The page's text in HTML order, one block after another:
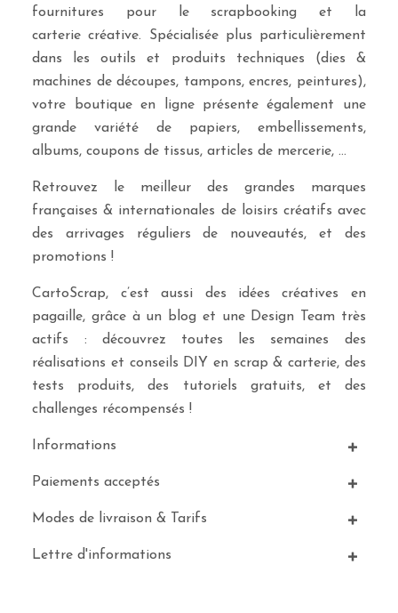
fournitures pour le scrapbooking et la
carterie créative. Spécialisée plus particulièrement
dans les outils et produits techniques (dies &
machines de découpes, tampons, encres, peintures),
votre boutique en ligne présente également une
grande variété de papiers, embellissements,
albums, coupons de tissus, articles de mercerie, …
Retrouvez le meilleur des grandes marques
françaises & internationales de loisirs créatifs avec
des arrivages réguliers de nouveautés, et des
promotions !
CartoScrap, c’est aussi des idées créatives en
pagaille, grâce à un blog et une Design Team très
actifs : découvrez toutes les semaines des
réalisations et conseils DIY en scrap & carterie, des
tests produits, des tutoriels gratuits, et des
challenges récompensés !
Informations
Paiements acceptés
Modes de livraison & Tarifs
Lettre d'informations